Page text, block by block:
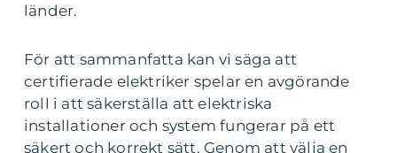
länder.
För att sammanfatta kan vi säga att
certifierade elektriker spelar en avgörande
roll i att säkerställa att elektriska
installationer och system fungerar på ett
säkert och korrekt sätt. Genom att välja en